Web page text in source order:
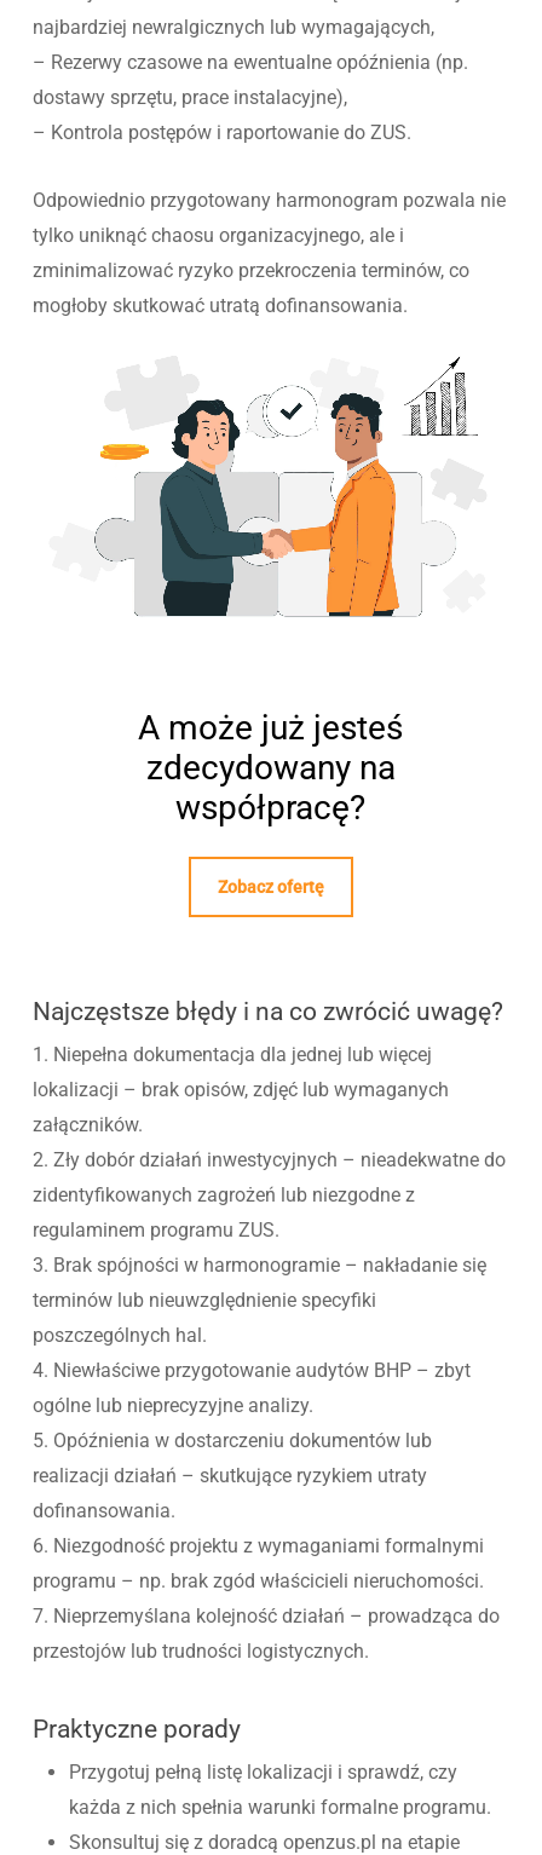
najbardziej newralgicznych lub wymagających,
– Rezerwy czasowe na ewentualne opóźnienia (np.
dostawy sprzętu, prace instalacyjne),
– Kontrola postępów i raportowanie do ZUS.
Odpowiednio przygotowany harmonogram pozwala nie
tylko uniknąć chaosu organizacyjnego, ale i
zminimalizować ryzyko przekroczenia terminów, co
mogłoby skutkować utratą dofinansowania.
A może już jesteś
zdecydowany na
współpracę?
Zobacz ofertę
Najczęstsze błędy i na co zwrócić uwagę?
1. Niepełna dokumentacja dla jednej lub więcej
lokalizacji – brak opisów, zdjęć lub wymaganych
załączników.
2. Zły dobór działań inwestycyjnych – nieadekwatne do
zidentyfikowanych zagrożeń lub niezgodne z
regulaminem programu ZUS.
3. Brak spójności w harmonogramie – nakładanie się
terminów lub nieuwzględnienie specyfiki
poszczególnych hal.
4. Niewłaściwe przygotowanie audytów BHP – zbyt
ogólne lub nieprecyzyjne analizy.
5. Opóźnienia w dostarczeniu dokumentów lub
realizacji działań – skutkujące ryzykiem utraty
dofinansowania.
6. Niezgodność projektu z wymaganiami formalnymi
programu – np. brak zgód właścicieli nieruchomości.
7. Nieprzemyślana kolejność działań – prowadząca do
przestojów lub trudności logistycznych.
Praktyczne porady
Przygotuj pełną listę lokalizacji i sprawdź, czy
każda z nich spełnia warunki formalne programu.
Skonsultuj się z doradcą openzus.pl na etapie